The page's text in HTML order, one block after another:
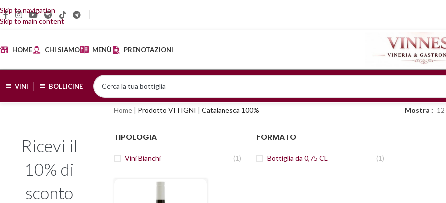
Skip to navigation
Skip to main content
HOME CHI SIAMO MENÙ PRENOTAZIONI
VINI BOLLICINE
Ricevi il
10% di
sconto
Home | Prodotto VITIGNI | Catalanesca 100% Mostra 12
TIPOLOGIA
Vini Bianchi (1)
FORMATO
Bottiglia da 0,75 CL (1)